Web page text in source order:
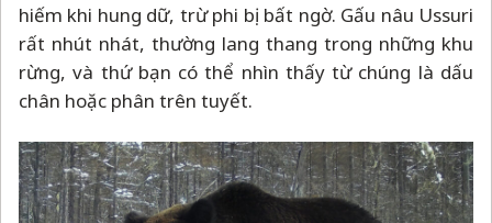
hiếm khi hung dữ, trừ phi bị bất ngờ. Gấu nâu Ussuri
rất nhút nhát, thường lang thang trong những khu
rừng, và thứ bạn có thể nhìn thấy từ chúng là dấu
chân hoặc phân trên tuyết.